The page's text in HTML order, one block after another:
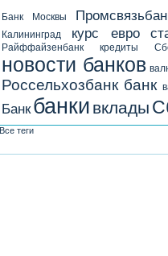
Банк Москвы
Калининград курс евро
Райффайзенбанк кредиты
новости банков
Россельхозбанк банк
Банк банки вклады
Все теги